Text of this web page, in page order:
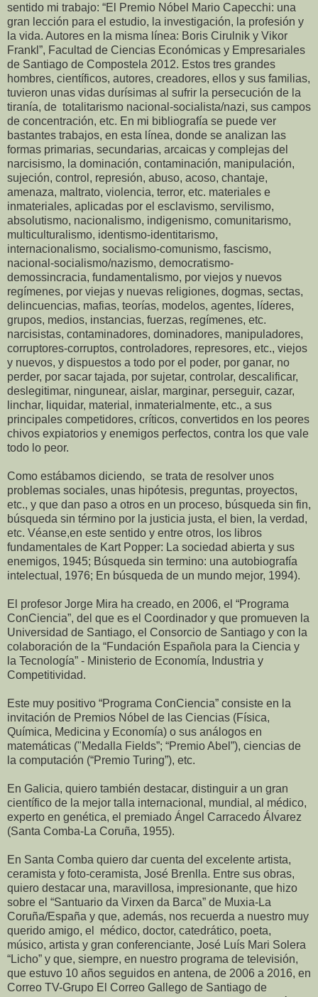
sentido mi trabajo: “El Premio Nóbel Mario Capecchi: una
gran lección para el estudio, la investigación, la profesión y
la vida. Autores en la misma línea: Boris Cirulnik y Vikor
Frankl”, Facultad de Ciencias Económicas y Empresariales
de Santiago de Compostela 2012. Estos tres grandes
hombres, científicos, autores, creadores, ellos y sus familias,
tuvieron unas vidas durísimas al sufrir la persecución de la
tiranía, de totalitarismo nacional-socialista/nazi, sus campos
de concentración, etc. En mi bibliografía se puede ver
bastantes trabajos, en esta línea, donde se analizan las
formas primarias, secundarias, arcaicas y complejas del
narcisismo, la dominación, contaminación, manipulación,
sujeción, control, represión, abuso, acoso, chantaje,
amenaza, maltrato, violencia, terror, etc. materiales e
inmateriales, aplicadas por el esclavismo, servilismo,
absolutismo, nacionalismo, indigenismo, comunitarismo,
multiculturalismo, identismo-identitarismo,
internacionalismo, socialismo-comunismo, fascismo,
nacional-socialismo/nazismo, democratismo-
demossincracia, fundamentalismo, por viejos y nuevos
regímenes, por viejas y nuevas religiones, dogmas, sectas,
delincuencias, mafias, teorías, modelos, agentes, líderes,
grupos, medios, instancias, fuerzas, regímenes, etc.
narcisistas, contaminadores, dominadores, manipuladores,
corruptores-corruptos, controladores, represores, etc., viejos
y nuevos, y dispuestos a todo por el poder, por ganar, no
perder, por sacar tajada, por sujetar, controlar, descalificar,
deslegitimar, ningunear, aislar, marginar, perseguir, cazar,
linchar, liquidar, material, inmaterialmente, etc., a sus
principales competidores, críticos, convertidos en los peores
chivos expiatorios y enemigos perfectos, contra los que vale
todo lo peor.
Como estábamos diciendo, se trata de resolver unos
problemas sociales, unas hipótesis, preguntas, proyectos,
etc., y que dan paso a otros en un proceso, búsqueda sin fin,
búsqueda sin término por la justicia justa, el bien, la verdad,
etc. Véanse,en este sentido y entre otros, los libros
fundamentales de Kart Popper: La sociedad abierta y sus
enemigos, 1945; Búsqueda sin termino: una autobiografía
intelectual, 1976; En búsqueda de un mundo mejor, 1994).
El profesor Jorge Mira ha creado, en 2006, el “Programa
ConCiencia”, del que es el Coordinador y que promueven la
Universidad de Santiago, el Consorcio de Santiago y con la
colaboración de la “Fundación Española para la Ciencia y
la Tecnología” - Ministerio de Economía, Industria y
Competitividad.
Este muy positivo “Programa ConCiencia” consiste en la
invitación de Premios Nóbel de las Ciencias (Física,
Química, Medicina y Economía) o sus análogos en
matemáticas ("Medalla Fields”; “Premio Abel”), ciencias de
la computación (“Premio Turing”), etc.
En Galicia, quiero también destacar, distinguir a un gran
científico de la mejor talla internacional, mundial, al médico,
experto en genética, el premiado Ángel Carracedo Álvarez
(Santa Comba-La Coruña, 1955).
En Santa Comba quiero dar cuenta del excelente artista,
ceramista y foto-ceramista, José Brenlla. Entre sus obras,
quiero destacar una, maravillosa, impresionante, que hizo
sobre el “Santuario da Virxen da Barca” de Muxia-La
Coruña/España y que, además, nos recuerda a nuestro muy
querido amigo, el médico, doctor, catedrático, poeta,
músico, artista y gran conferenciante, José Luís Mari Solera
“Licho” y que, siempre, en nuestro programa de televisión,
que estuvo 10 años seguidos en antena, de 2006 a 2016, en
Correo TV-Grupo El Correo Gallego de Santiago de